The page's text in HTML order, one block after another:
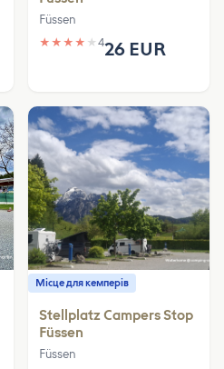
Füssen
★ ★ ★ ★ ★ 426 EUR
Місце для кемперів
Stellplatz Campers Stop
Füssen
Füssen